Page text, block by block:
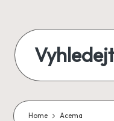
contentzájezdy,
recenze,
Home Acema